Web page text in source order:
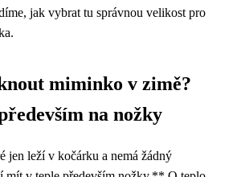
jak vybrat tu správnou velikost pro
miminko v zimě?
na nožky
jen leží v kočárku a nemá žádný